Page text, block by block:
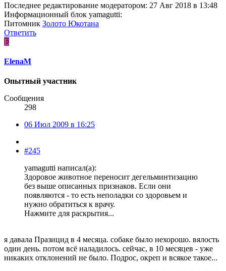
Последнее редактирование модератором: 27 Авг 2018 в 13:48
Информационный блок yamagutti:
Питомник Золото Юкотана
Ответить
E
ElenaM
Опытный участник
Сообщения
298
06 Июл 2009 в 16:25
#245
yamagutti написал(а):
Здоровое животное переносит дегельминтизацию
без выше описанных признаков. Если они
появляются - то есть неполадки со здоровьем и
нужно обратиться к врачу.
Нажмите для раскрытия...
я давала Празицид в 4 месяца. собаке было нехорошо. вялость
один день. потом всё наладилось. сейчас, в 10 месяцев - уже
никаких отклонений не было. Подрос, окреп и всякое такое...